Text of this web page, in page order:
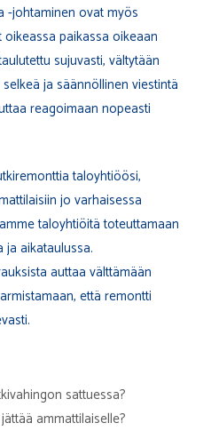
-johtaminen ovat myös
paikassa oikeaan
sujuvasti, vältytään
ja säännöllinen viestintä
reagoimaan nopeasti
taloyhtiöösi,
jo varhaisessa
taloyhtiöitä toteuttamaan
aikataulussa.
auttaa välttämään
että remontti
sattuessa?
ammattilaiselle?